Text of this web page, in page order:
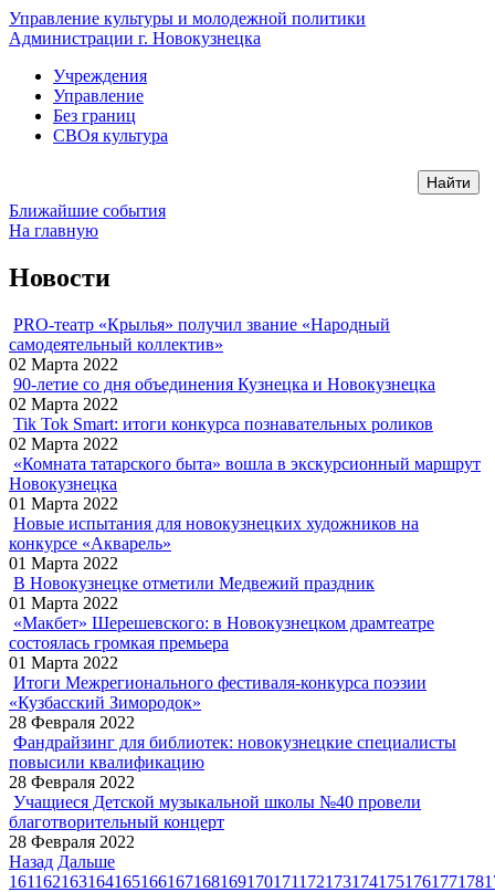
Управление культуры и молодежной политики
Администрации г. Новокузнецка
Учреждения
Управление
Без границ
СВОя культура
Ближайшие события
На главную
Новости
PRO-театр «Крылья» получил звание «Народный
самодеятельный коллектив»
02 Марта 2022
90-летие со дня объединения Кузнецка и Новокузнецка
02 Марта 2022
Tik Tok Smart: итоги конкурса познавательных роликов
02 Марта 2022
«Комната татарского быта» вошла в экскурсионный маршрут
Новокузнецка
01 Марта 2022
Новые испытания для новокузнецких художников на
конкурсе «Акварель»
01 Марта 2022
В Новокузнецке отметили Медвежий праздник
01 Марта 2022
«Макбет» Шерешевского: в Новокузнецком драмтеатре
состоялась громкая премьера
01 Марта 2022
Итоги Межрегионального фестиваля-конкурса поэзии
«Кузбасский Зимородок»
28 Февраля 2022
Фандрайзинг для библиотек: новокузнецкие специалисты
повысили квалификацию
28 Февраля 2022
Учащиеся Детской музыкальной школы №40 провели
благотворительный концерт
28 Февраля 2022
Назад Дальше
161162163164165166167168169170171172173174175176177178